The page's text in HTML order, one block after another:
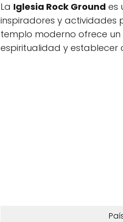
La Iglesia Rock Ground es
inspiradores y actividades
templo moderno ofrece
espiritualidad y establecer